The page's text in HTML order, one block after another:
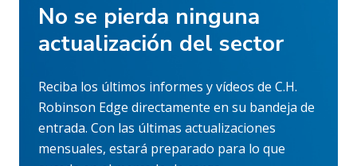
No se pierda ninguna
actualización del sector
Reciba los últimos informes y vídeos de C.H.
Robinson Edge directamente en su bandeja de
entrada. Con las últimas actualizaciones
mensuales, estará preparado para lo que